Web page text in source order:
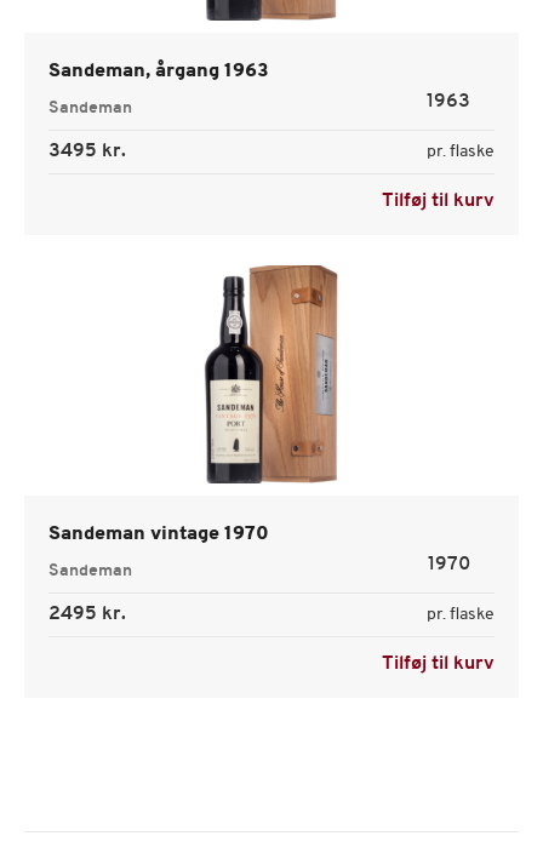
Sandeman, årgang 1963
Sandeman 1963
3495 kr. pr. flaske
Tilføj til kurv
Sandeman vintage 1970
Sandeman 1970
2495 kr. pr. flaske
Tilføj til kurv